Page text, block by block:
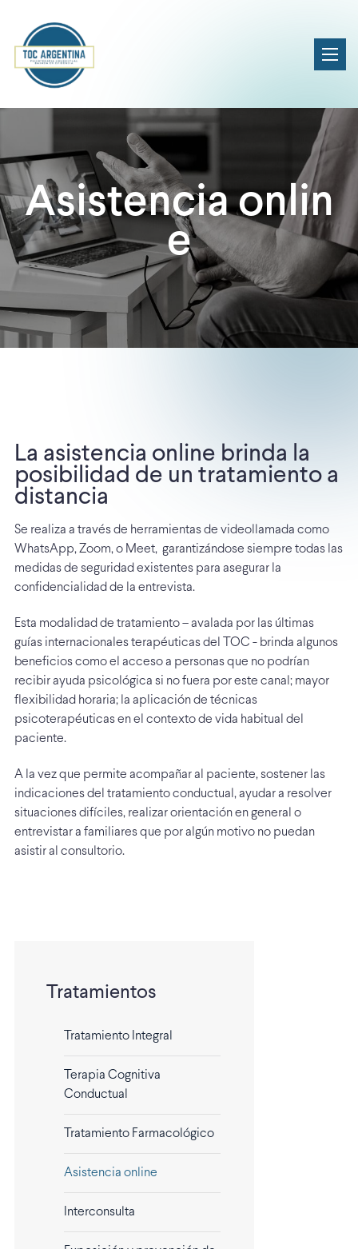
Asistencia onlin
e
La asistencia online brinda la
posibilidad de un tratamiento a
distancia
Se realiza a través de herramientas de videollamada como
WhatsApp, Zoom, o Meet, garantizándose siempre todas las
medidas de seguridad existentes para asegurar la
confidencialidad de la entrevista.
Esta modalidad de tratamiento – avalada por las últimas
guías internacionales terapéuticas del TOC - brinda algunos
beneficios como el acceso a personas que no podrían
recibir ayuda psicológica si no fuera por este canal; mayor
flexibilidad horaria; la aplicación de técnicas
psicoterapéuticas en el contexto de vida habitual del
paciente.
A la vez que permite acompañar al paciente, sostener las
indicaciones del tratamiento conductual, ayudar a resolver
situaciones difíciles, realizar orientación en general o
entrevistar a familiares que por algún motivo no puedan
asistir al consultorio.
Tratamientos
Tratamiento Integral
Terapia Cognitiva
Conductual
Tratamiento Farmacológico
Asistencia online
Interconsulta